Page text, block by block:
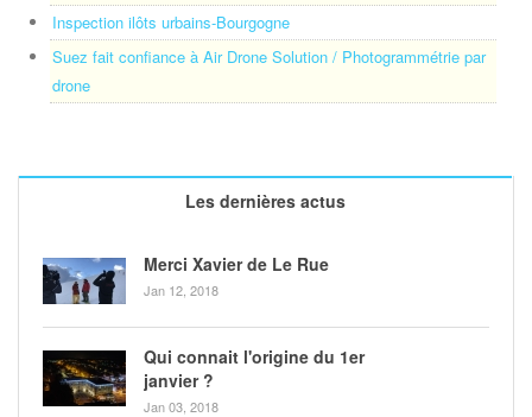
Inspection ilôts urbains-Bourgogne
Suez fait confiance à Air Drone Solution / Photogrammétrie par
drone
Les dernières actus
Merci Xavier de Le Rue
Jan 12, 2018
Qui connait l'origine du 1er
janvier ?
Jan 03, 2018